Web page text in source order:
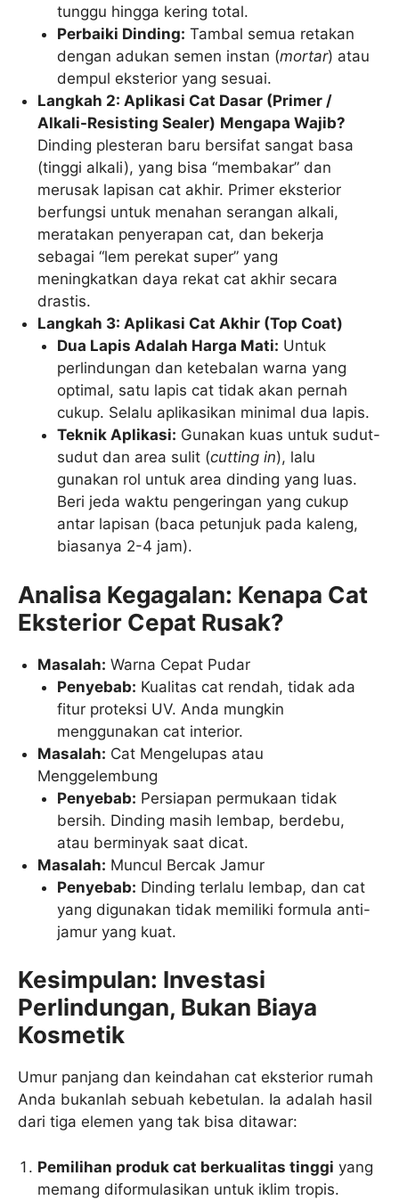
tunggu hingga kering total.
Perbaiki Dinding: Tambal semua retakan
dengan adukan semen instan (mortar) atau
dempul eksterior yang sesuai.
Langkah 2: Aplikasi Cat Dasar (Primer /
Alkali-Resisting Sealer) Mengapa Wajib?
Dinding plesteran baru bersifat sangat basa
(tinggi alkali), yang bisa “membakar” dan
merusak lapisan cat akhir. Primer eksterior
berfungsi untuk menahan serangan alkali,
meratakan penyerapan cat, dan bekerja
sebagai “lem perekat super” yang
meningkatkan daya rekat cat akhir secara
drastis.
Langkah 3: Aplikasi Cat Akhir (Top Coat)
Dua Lapis Adalah Harga Mati: Untuk
perlindungan dan ketebalan warna yang
optimal, satu lapis cat tidak akan pernah
cukup. Selalu aplikasikan minimal dua lapis.
Teknik Aplikasi: Gunakan kuas untuk sudut-
sudut dan area sulit (cutting in), lalu
gunakan rol untuk area dinding yang luas.
Beri jeda waktu pengeringan yang cukup
antar lapisan (baca petunjuk pada kaleng,
biasanya 2-4 jam).
Analisa Kegagalan: Kenapa Cat
Eksterior Cepat Rusak?
Masalah: Warna Cepat Pudar
Penyebab: Kualitas cat rendah, tidak ada
fitur proteksi UV. Anda mungkin
menggunakan cat interior.
Masalah: Cat Mengelupas atau
Menggelembung
Penyebab: Persiapan permukaan tidak
bersih. Dinding masih lembap, berdebu,
atau berminyak saat dicat.
Masalah: Muncul Bercak Jamur
Penyebab: Dinding terlalu lembap, dan cat
yang digunakan tidak memiliki formula anti-
jamur yang kuat.
Kesimpulan: Investasi
Perlindungan, Bukan Biaya
Kosmetik
Umur panjang dan keindahan cat eksterior rumah
Anda bukanlah sebuah kebetulan. Ia adalah hasil
dari tiga elemen yang tak bisa ditawar:
Pemilihan produk cat berkualitas tinggi yang
memang diformulasikan untuk iklim tropis.